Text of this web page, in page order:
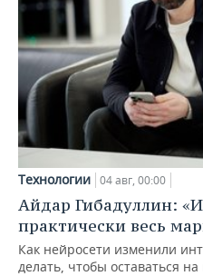
Технологии 04 авг, 00:00
Айдар Гибадуллин:
практически весь
Как нейросети изменили
делать, чтобы оставаться